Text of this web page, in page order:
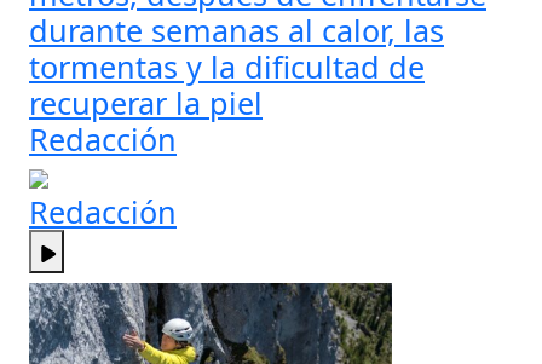
durante semanas al calor, las
tormentas y la dificultad de
recuperar la piel
Redacción
Redacción